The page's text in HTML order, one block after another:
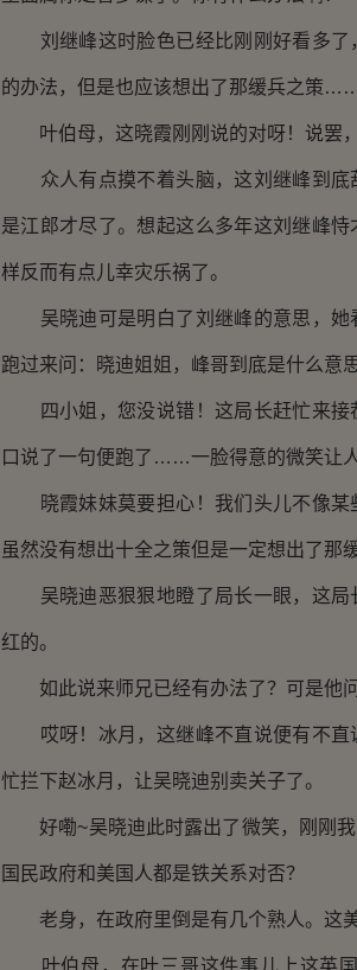
刘继峰这时脸色已经比刚刚好看多了
的办法，但是也应该想出了那缓兵之策
叶伯母，这晓霞刚刚说的对呀！说罢，
众人有点摸不着头脑，这刘继峰到底
是江郎才尽了。想起这么多年这刘继峰
样反而有点儿幸灾乐祸了。
吴晓迪可是明白了刘继峰的意思，她
跑过来问：晓迪姐姐，峰哥到底是什么意
四小姐，您没说错！这局长赶忙来接
口说了一句便跑了……一脸得意的微笑让人
晓霞妹妹莫要担心！我们头儿不像某
虽然没有想出十全之策但是一定想出了那
吴晓迪恶狠狠地瞪了局长一眼，这局
红的。
如此说来师兄已经有办法了？可是他问
哎呀！冰月，这继峰不直说便有不直
忙拦下赵冰月，让吴晓迪别卖关子了。
好嘞~吴晓迪此时露出了微笑，刚刚我
国民政府和美国人都是铁关系对否？
老身，在政府里倒是有几个熟人。这美
叶伯母，在叶三哥这件事儿上这英国